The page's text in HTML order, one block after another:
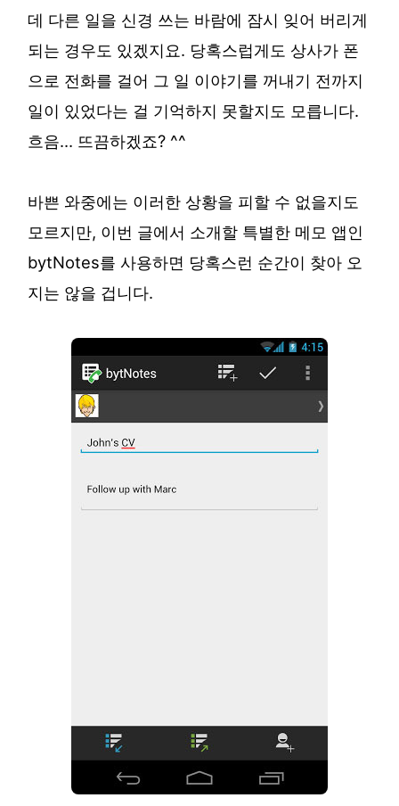
데 다른 일을 신경 쓰는 바람에 잠시 잊어 버리게
되는 경우도 있겠지요. 당혹스럽게도 상사가 폰
으로 전화를 걸어 그 일 이야기를 꺼내기 전까지
일이 있었다는 걸 기억하지 못할지도 모릅니다.
흐음… 뜨끔하겠죠? ^^
바쁜 와중에는 이러한 상황을 피할 수 없을지도
모르지만, 이번 글에서 소개할 특별한 메모 앱인
bytNotes를 사용하면 당혹스런 순간이 찾아 오
지는 않을 겁니다.